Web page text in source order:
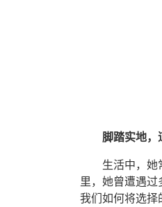
脚踏实地，
生活中，她
里，她曾遭遇
我们如何将选择